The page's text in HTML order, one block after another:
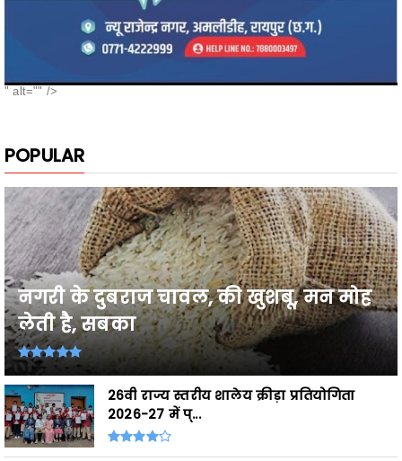
POPULAR
नगरी के दुबराज चावल, की खुशबू, मन मोह
लेती है, सबका
26वी राज्य स्तरीय शालेय क्रीड़ा प्रतियोगिता
2026-27 में प्...
Breaking,छत्तीसगढ़ के उत्कृष्ट खिलाड़ी घोषित,
शासकीय सेवाओं ...